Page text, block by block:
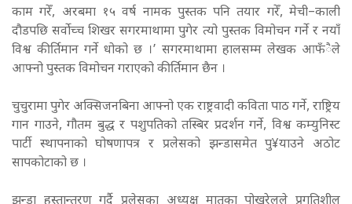
काम गरेँ, अरबमा १५ वर्ष नामक पुस्तक पनि तयार गरेँ, मेची–काली
दौडपछि सर्वाेच्च शिखर सगरमाथामा पुगेर त्यो पुस्तक विमोचन गर्ने र नयाँ
विश्व कीर्तिमान गर्ने धोको छ ।’ सगरमाथामा हालसम्म लेखक आफँैले
आफ्नो पुस्तक विमोचन गराएको कीर्तिमान छैन ।
चुचुरामा पुगेर अक्सिजनबिना आफ्नो एक राष्ट्रवादी कविता पाठ गर्ने, राष्ट्रिय
गान गाउने, गौतम बुद्ध र पशुपतिको तस्बिर प्रदर्शन गर्ने, विश्व कम्युनिस्ट
पार्टी स्थापनाको घोषणापत्र र प्रलेसको झन्डासमेत पु¥याउने अठोट
सापकोटाको छ ।